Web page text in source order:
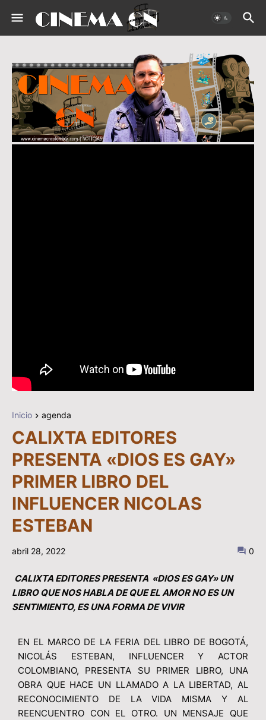
Inicio agenda
CALIXTA EDITORES
PRESENTA «DIOS ES GAY»
PRIMER LIBRO DEL
INFLUENCER NICOLAS
ESTEBAN
abril 28, 2022 0
CALIXTA EDITORES PRESENTA «DIOS ES GAY» UN
LIBRO QUE NOS HABLA DE QUE EL AMOR NO ES UN
SENTIMIENTO, ES UNA FORMA DE VIVIR
EN EL MARCO DE LA FERIA DEL LIBRO DE BOGOTÁ,
NICOLÁS ESTEBAN, INFLUENCER Y ACTOR
COLOMBIANO, PRESENTA SU PRIMER LIBRO, UNA
OBRA QUE HACE UN LLAMADO A LA LIBERTAD, AL
RECONOCIMIENTO DE LA VIDA MISMA Y AL
REENCUENTRO CON EL OTRO. UN MENSAJE QUE